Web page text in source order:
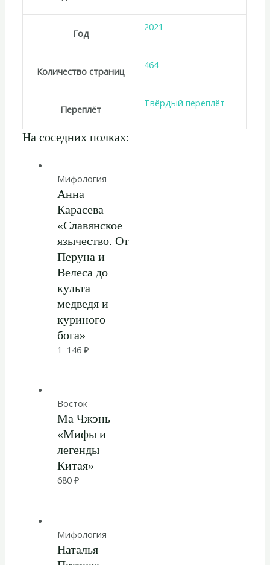
Год
2021
Количество страниц
464
Переплёт
Твёрдый переплёт
На соседних полках:
Мифология
Анна
Карасева
«Славянское
язычество. От
Перуна и
Велеса до
культа
медведя и
куриного
бога»
1 146₽
Восток
Ма Чжэнь
«Мифы и
легенды
Китая»
680₽
Мифология
Наталья